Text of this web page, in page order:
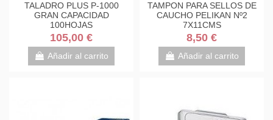
TALADRO PLUS P-1000
GRAN CAPACIDAD
100HOJAS
105,00 €
Añadir al carrito
TAMPON PARA SELLOS DE
CAUCHO PELIKAN Nº2
7X11CMS
8,50 €
Añadir al carrito